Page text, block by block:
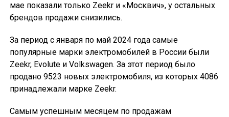
мае показали только Zeekr и «Москвич», у остальных
брендов продажи снизились.
За период с января по май 2024 года самые
популярные марки электромобилей в России были
Zeekr, Evolute и Volkswagen. За этот период было
продано 9523 новых электромобиля, из которых 4086
принадлежали марке Zeekr.
Самым успешным месяцем по продажам